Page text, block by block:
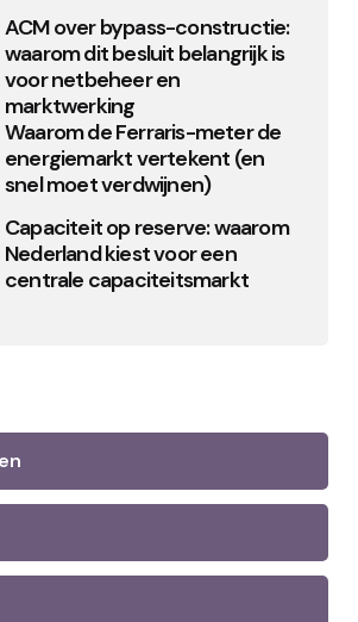
ACM over bypass-constructie:
waarom dit besluit belangrijk is
voor netbeheer en
marktwerking
Waarom de Ferraris-meter de
energiemarkt vertekent (en
snel moet verdwijnen)
Capaciteit op reserve: waarom
Nederland kiest voor een
centrale capaciteitsmarkt